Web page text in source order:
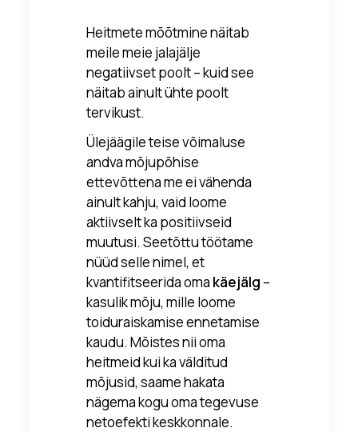
Heitmete mõõtmine näitab
meile meie jalajälje
negatiivset poolt – kuid see
näitab ainult ühte poolt
tervikust.
Ülejäägile teise võimaluse
andva mõjupõhise
ettevõttena me ei vähenda
ainult kahju, vaid loome
aktiivselt ka positiivseid
muutusi. Seetõttu töötame
nüüd selle nimel, et
kvantifitseerida oma käejälg –
kasulik mõju, mille loome
toiduraiskamise ennetamise
kaudu. Mõistes nii oma
heitmeid kui ka välditud
mõjusid, saame hakata
nägema kogu oma tegevuse
netoefekti keskkonnale.